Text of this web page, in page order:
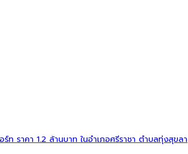
ท ราคา 1.2 ล้านบาท ในอำเภอศรีราชา ตำบลทุ่งสุขลา